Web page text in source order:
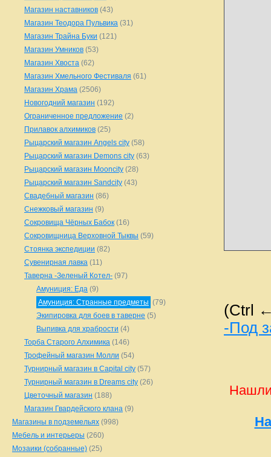
(Ctrl
-Под
Нашли
Магазин наставников (43)
Магазин Теодора Пульвика (31)
Магазин Трайна Буки (121)
Магазин Умников (53)
Магазин Хвоста (62)
Магазин Хмельного Фестиваля (61)
Магазин Храма (2506)
Новогодний магазин (192)
Ограниченное предложение (2)
Прилавок алхимиков (25)
Рыцарский магазин Angels city (58)
Рыцарский магазин Demons city (63)
Рыцарский магазин Mooncity (28)
Рыцарский магазин Sandcity (43)
Свадебный магазин (86)
Снежковый магазин (9)
Сокровища Чёрных Бабок (16)
Сокровищница Верховной Тыквы (59)
Стоянка экспедиции (82)
Сувенирная лавка (11)
Таверна -Зеленый Котел- (97)
Амуниция: Еда (9)
Амуниция: Странные предметы (79)
Экипировка для боев в таверне (5)
Выпивка для храбрости (4)
Торба Старого Алхимика (146)
Трофейный магазин Молли (54)
Турнирный магазин в Capital city (57)
Турнирный магазин в Dreams city (26)
Цветочный магазин (188)
Магазин Гвардейского клана (9)
Магазины в подземельях (998)
Мебель и интерьеры (260)
Мозаики (собранные) (25)